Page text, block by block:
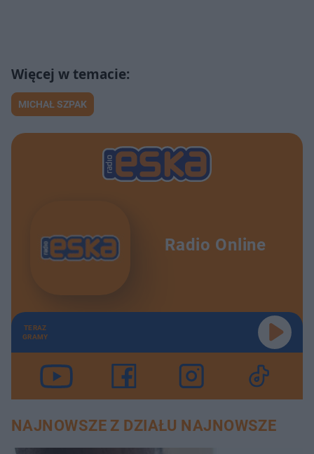
MICHAŁ SZPAK
Radio Online
TERAZ
GRAMY
NAJNOWSZE Z DZIAŁU NAJNOWSZE